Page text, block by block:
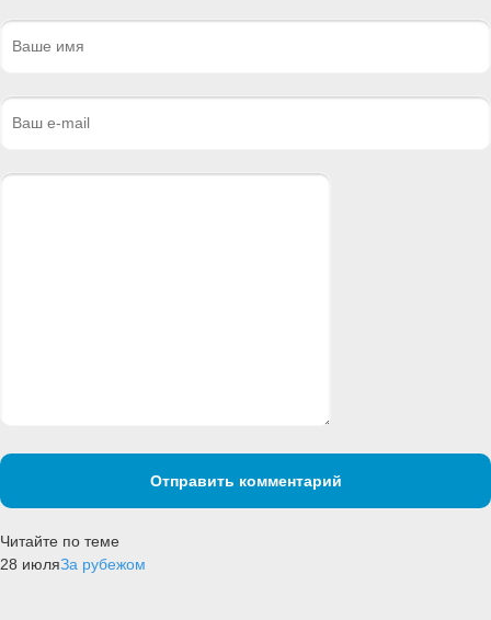
Отправить комментарий
Читайте по теме
28 июляЗа рубежом